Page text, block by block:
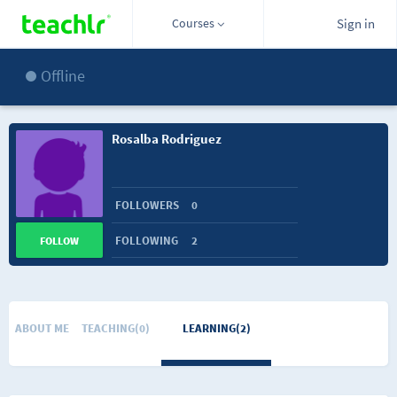
Courses Sign in
Offline
Rosalba Rodriguez
FOLLOWERS 0
FOLLOWING 2
FOLLOW
ABOUT ME TEACHING(0) LEARNING(2)